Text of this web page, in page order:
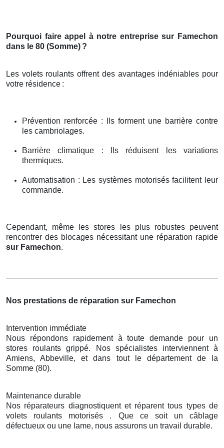
Pourquoi faire appel à notre entreprise sur Famechon
dans le 80 (Somme) ?
Les volets roulants offrent des avantages indéniables pour
votre résidence :
Prévention renforcée : Ils forment une barrière contre
les cambriolages.
Barrière climatique : Ils réduisent les variations
thermiques.
Automatisation : Les systèmes motorisés facilitent leur
commande.
Cependant, même les stores les plus robustes peuvent
rencontrer des blocages nécessitant une réparation rapide
sur Famechon.
Nos prestations de réparation sur Famechon
Intervention immédiate
Nous répondons rapidement à toute demande pour un
stores roulants grippé. Nos spécialistes interviennent à
Amiens, Abbeville, et dans tout le département de la
Somme (80).
Maintenance durable
Nos réparateurs diagnostiquent et réparent tous types de
volets roulants motorisés . Que ce soit un câblage
défectueux ou une lame, nous assurons un travail durable.